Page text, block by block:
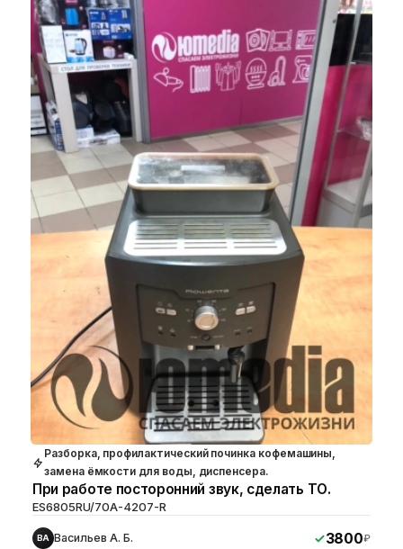
Разборка, профилактический починка кофемашины,
замена ёмкости для воды, диспенсера.
При работе посторонний звук, сделать ТО.
ES6805RU/70A-4207-R
ВА Васильев А. Б. 3800₽